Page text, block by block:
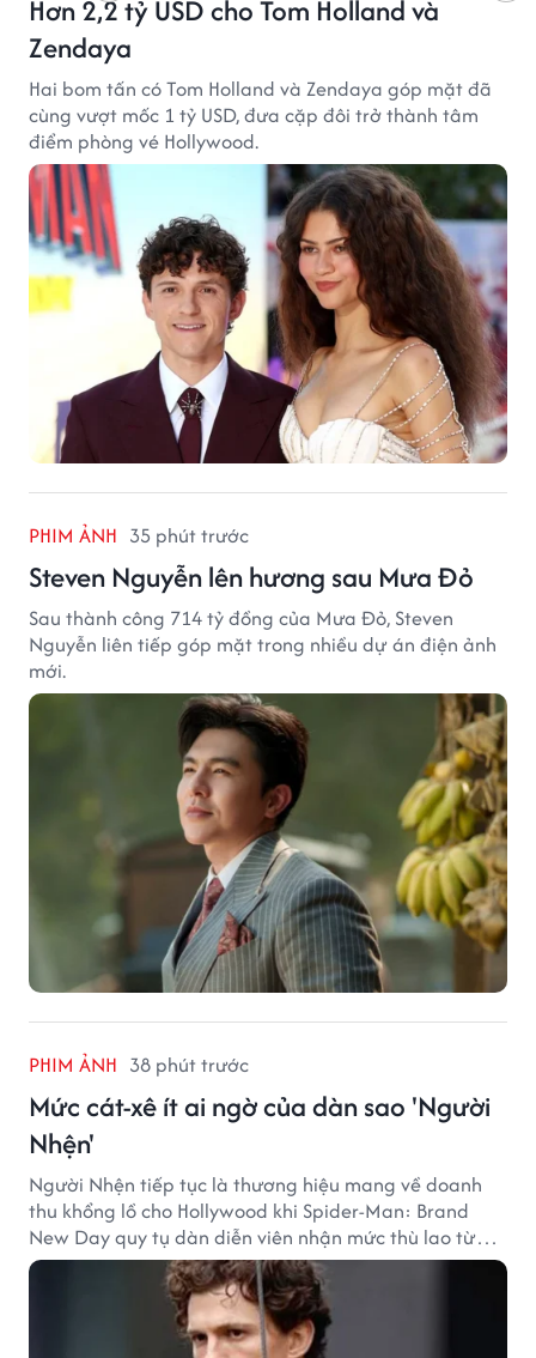
Hơn 2,2 tỷ USD cho Tom Holland và
Zendaya
Hai bom tấn có Tom Holland và Zendaya góp mặt đã
cùng vượt mốc 1 tỷ USD, đưa cặp đôi trở thành tâm
điểm phòng vé Hollywood.
PHIM ẢNH 35 phút trước
Steven Nguyễn lên hương sau Mưa Đỏ
Sau thành công 714 tỷ đồng của Mưa Đỏ, Steven
Nguyễn liên tiếp góp mặt trong nhiều dự án điện ảnh
mới.
PHIM ẢNH 38 phút trước
Mức cát-xê ít ai ngờ của dàn sao 'Người
Nhện'
Người Nhện tiếp tục là thương hiệu mang về doanh
thu khổng lồ cho Hollywood khi Spider-Man: Brand
New Day quy tụ dàn diễn viên nhận mức thù lao từ
hàng chục đến hàng trăm tỷ đồng. Thành công phòng
vé của bộ phim cũng giúp nhiều ngôi sao sở hữu khoản
thu nhập đáng mơ ước.